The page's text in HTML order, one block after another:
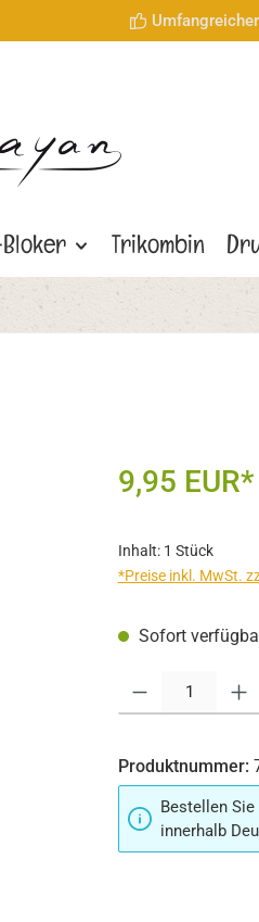
Trikombin
9,95 EUR*
Inhalt: 1 Stück
*Preise inkl. MwSt.
Sofort
Produkt Anzahl:
Produktnummer:
Bestellen
innerhalb